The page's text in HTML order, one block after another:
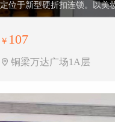
定位于新型硬折扣连锁。以美
￥ 107
铜梁万达广场1A层